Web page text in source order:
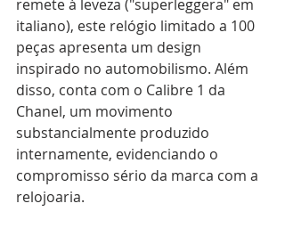
remete à leveza ("superleggera" em
italiano), este relógio limitado a 100
peças apresenta um design
inspirado no automobilismo. Além
disso, conta com o Calibre 1 da
Chanel, um movimento
substancialmente produzido
internamente, evidenciando o
compromisso sério da marca com a
relojoaria.